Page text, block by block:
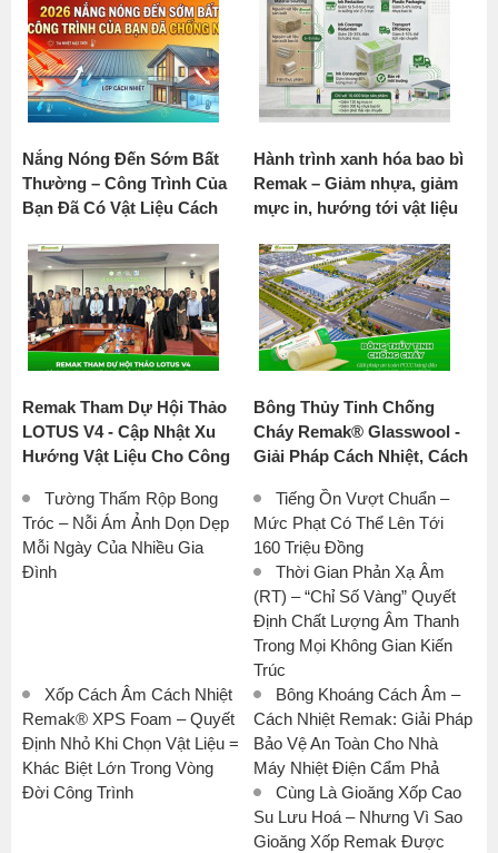
Nắng Nóng Đến Sớm Bất
Thường – Công Trình Của
Bạn Đã Có Vật Liệu Cách
Hành trình xanh hóa bao bì
Remak – Giảm nhựa, giảm
mực in, hướng tới vật liệu
Remak Tham Dự Hội Thảo
LOTUS V4 - Cập Nhật Xu
Hướng Vật Liệu Cho Công
Bông Thủy Tinh Chống
Cháy Remak® Glasswool -
Giải Pháp Cách Nhiệt, Cách
Công Nghiệp
Tường Thấm Rộp Bong
Tróc – Nỗi Ám Ảnh Dọn Dẹp
Mỗi Ngày Của Nhiều Gia
Đình
Tiếng Ồn Vượt Chuẩn –
Mức Phạt Có Thể Lên Tới
160 Triệu Đồng
Thời Gian Phản Xạ Âm
(RT) – “Chỉ Số Vàng” Quyết
Định Chất Lượng Âm Thanh
Trong Mọi Không Gian Kiến
Trúc
Xốp Cách Âm Cách Nhiệt
Remak® XPS Foam – Quyết
Định Nhỏ Khi Chọn Vật Liệu =
Khác Biệt Lớn Trong Vòng
Đời Công Trình
Bông Khoáng Cách Âm –
Cách Nhiệt Remak: Giải Pháp
Bảo Vệ An Toàn Cho Nhà
Máy Nhiệt Điện Cẩm Phả
Cùng Là Gioăng Xốp Cao
Su Lưu Hoá – Nhưng Vì Sao
Gioăng Xốp Remak Được